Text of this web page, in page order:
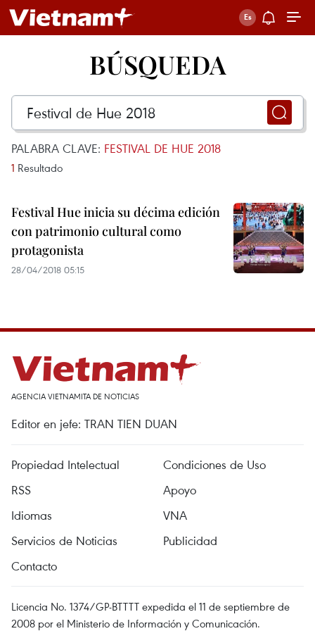
BÚSQUEDA
PALABRA CLAVE: FESTIVAL DE HUE 2018
1 Resultado
Festival Hue inicia su décima edición
con patrimonio cultural como
protagonista
28/04/2018 05:15
AGENCIA VIETNAMITA DE NOTICIAS
Editor en jefe: TRAN TIEN DUAN
Propiedad Intelectual
Condiciones de Uso
RSS
Apoyo
Idiomas
VNA
Servicios de Noticias
Publicidad
Contacto
Licencia No. 1374/GP-BTTTT expedida el 11 de septiembre de
2008 por el Ministerio de Información y Comunicación.